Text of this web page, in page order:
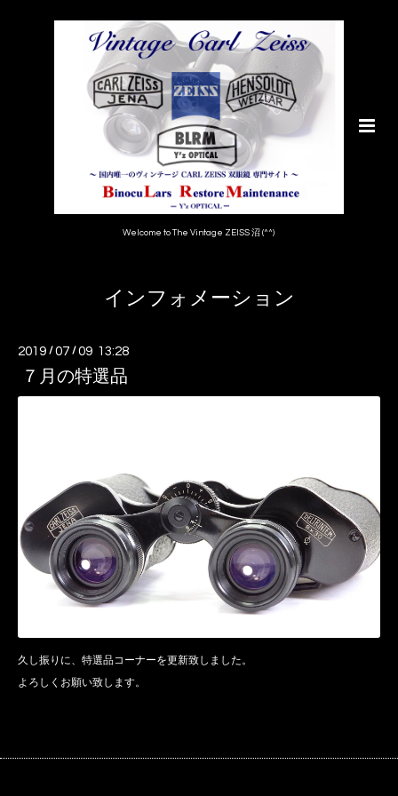
Welcome to The Vintage ZEISS 沼 (^^)
インフォメーション
2019 /07 /09 13:28
７月の特選品
久し振りに、特選品コーナーを更新致しました。
よろしくお願い致します。